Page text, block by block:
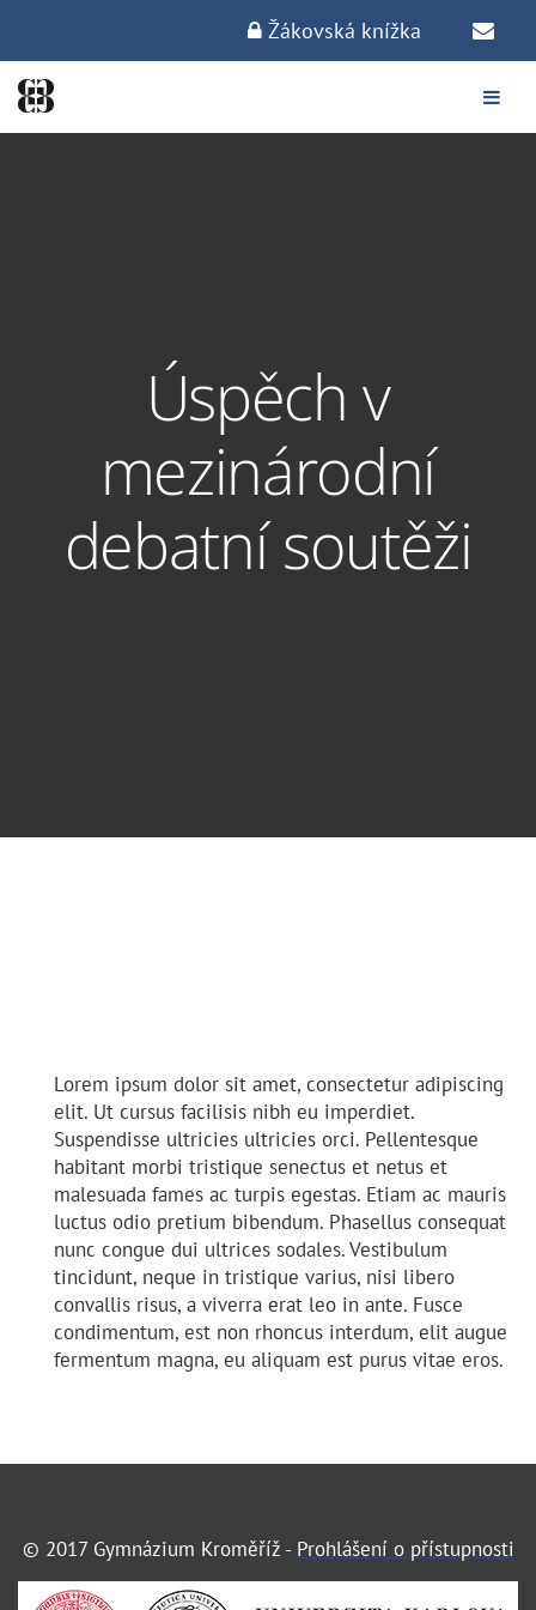
Žákovská knížka
Úspěch v
mezinárodní
debatní soutěži
Lorem ipsum dolor sit amet, consectetur adipiscing
elit. Ut cursus facilisis nibh eu imperdiet.
Suspendisse ultricies ultricies orci. Pellentesque
habitant morbi tristique senectus et netus et
malesuada fames ac turpis egestas. Etiam ac mauris
luctus odio pretium bibendum. Phasellus consequat
nunc congue dui ultrices sodales. Vestibulum
tincidunt, neque in tristique varius, nisi libero
convallis risus, a viverra erat leo in ante. Fusce
condimentum, est non rhoncus interdum, elit augue
fermentum magna, eu aliquam est purus vitae eros.
© 2017 Gymnázium Kroměříž - Prohlášení o přístupnosti